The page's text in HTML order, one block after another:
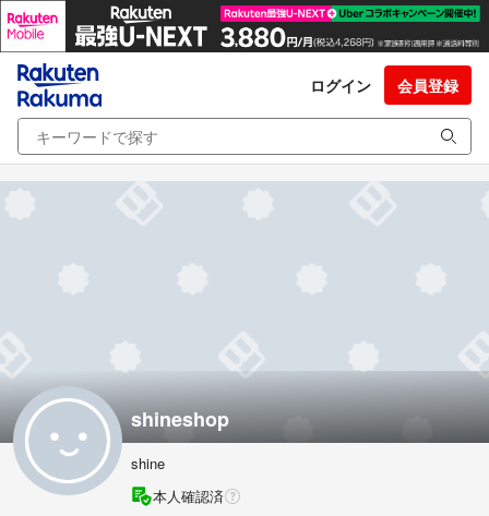
ログイン 会員登録
shineshop
shine
本人確認済